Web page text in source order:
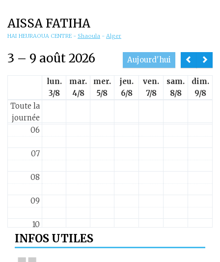
AISSA FATIHA
HAI HEURAOUA CENTRE- Shaoula - Alger
3 – 9 août 2026 Aujourd'hui
lun.
3/8
mar.
4/8
mer.
5/8
jeu.
6/8
ven.
7/8
sam.
8/8
dim.
9/8
Toute la
journée
02
03
05
06
07
08
09
10
11
INFOS UTILES